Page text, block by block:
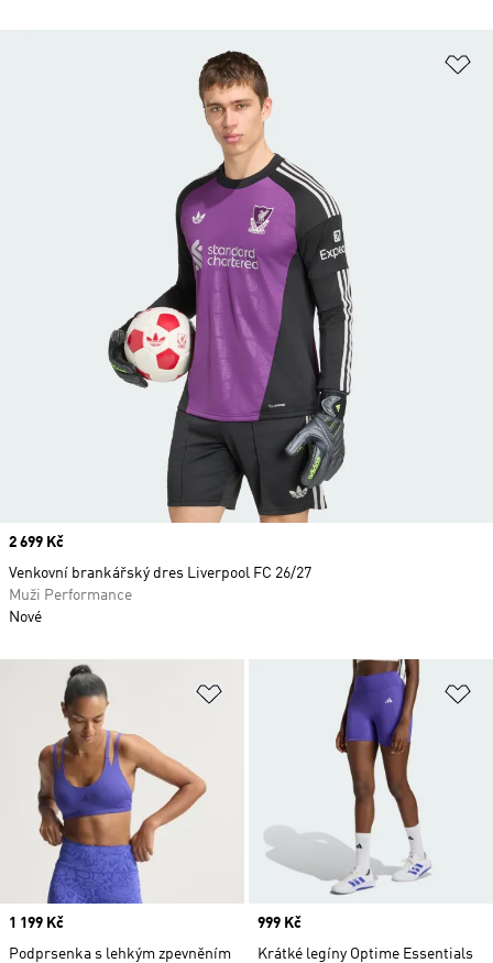
Přidat do seznamu přání
Price
1 199 Kč
Podprsenka s lehkým zpevněním
Price
999 Kč
Krátké legíny Optime Essentials
Price
2 699 Kč
Venkovní brankářský dres Liverpool FC 26/27
Muži Performance
Nové